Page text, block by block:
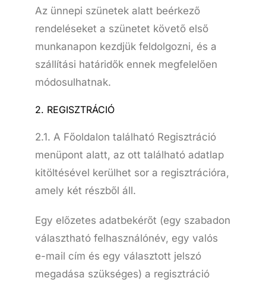
Az ünnepi szünetek alatt beérkező
rendeléseket a szünetet követő első
munkanapon kezdjük feldolgozni, és a
szállítási határidők ennek megfelelően
módosulhatnak.
2. REGISZTRÁCIÓ
2.1. A Főoldalon található Regisztráció
menüpont alatt, az ott található adatlap
kitöltésével kerülhet sor a regisztrációra,
amely két részből áll.
Egy előzetes adatbekérőt (egy szabadon
választható felhasználónév, egy valós
e-mail cím és egy választott jelszó
megadása szükséges) a regisztráció